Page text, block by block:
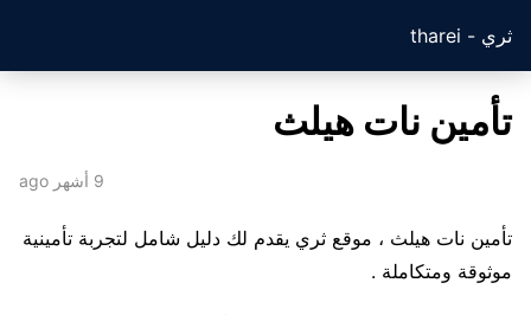
ثري - tharei
تأمين نات هيلث
9 أشهر ago
تأمين نات هيلث ، موقع ثري يقدم لك دليل شامل لتجربة تأمينية
موثوقة ومتكاملة .